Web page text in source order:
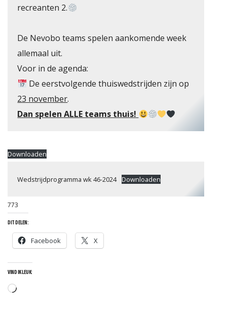
recreanten 2.
De Nevobo teams spelen aankomende week
allemaal uit.
Voor in de agenda:
De eerstvolgende thuiswedstrijden zijn op
23 november.
Dan spelen ALLE teams thuis!
Downloaden
Wedstrijdprogramma wk 46-2024 Downloaden
773
DIT DELEN:
Facebook X
VIND IK LEUK: